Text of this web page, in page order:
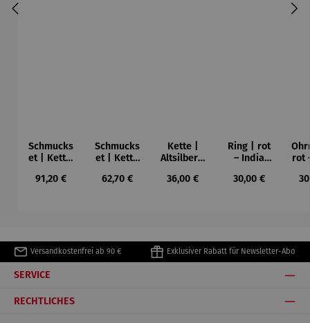
Schmucks
et | Kette,
& Ring rot
Regulärer Preis:
91,20 €
Schmucks
et | Kette
– India
Regulärer Preis:
62,70 €
Kette |
Altsilber –
Antik
Regulärer Preis:
36,00 €
Ring | rot
– India
Regulärer Preis:
30,00 €
rot
Versandkostenfrei ab 90 € Exklusiver Rabatt für Newsletter-Abo
SERVICE
RECHTLICHES